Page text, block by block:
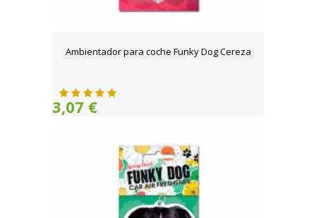
Ambientador para coche Funky Dog Cereza
3,07 €